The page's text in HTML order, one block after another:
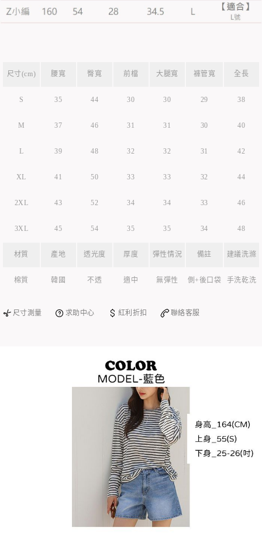
尺寸(cm) 腰寬 臀寬 前檔 大腿寬 褲管寬 全長
S 35 44 30 30 29 38
M 37 46 31 31 30 40
L 39 48 32 32 31 42
XL 41 50 33 33 32 44
2XL 43 52 34 34 33 46
3XL 45 54 35 35 34 48
材質 產地 透光度 厚度 彈性情況 備註 建議洗滌
棉質 韓國 不透 適中 無彈性 側+後口袋 手洗乾洗
尺寸測量 求助中心 紅利折扣 聯絡客服